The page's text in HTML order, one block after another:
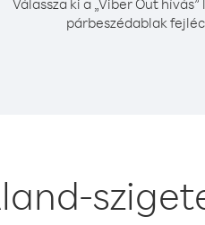
Válassza ki a „Viber Out
párbeszédablak